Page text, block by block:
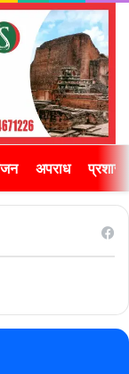
अपराध